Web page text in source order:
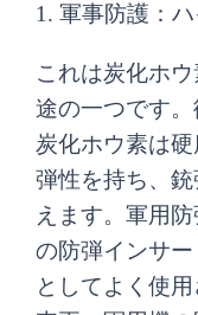
1. 軍事防護：
これは炭化ホ
途の一つです。
炭化ホウ素は
弾性を持ち、
えます。軍用
の防弾インサ
としてよく使